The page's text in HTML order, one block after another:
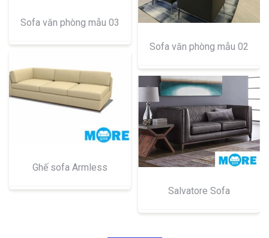
Sofa văn phòng mẫu 03
Sofa văn phòng mẫu 02
Ghế sofa Armless
Salvatore Sofa